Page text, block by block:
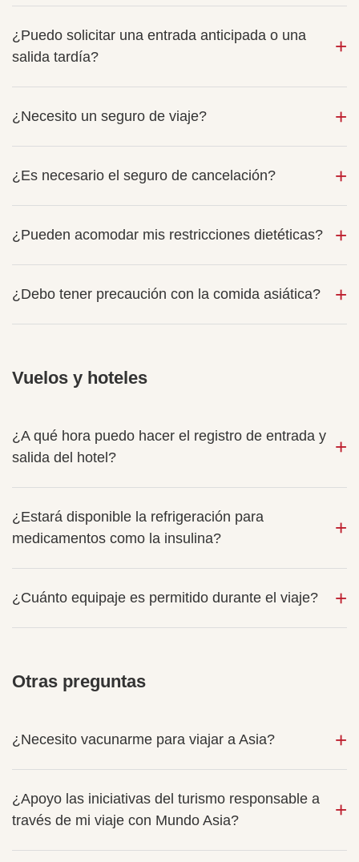
¿Puedo solicitar una entrada anticipada o una
salida tardía?
¿Necesito un seguro de viaje?
¿Es necesario el seguro de cancelación?
¿Pueden acomodar mis restricciones dietéticas?
¿Debo tener precaución con la comida asiática?
Vuelos y hoteles
¿A qué hora puedo hacer el registro de entrada y
salida del hotel?
¿Estará disponible la refrigeración para
medicamentos como la insulina?
¿Cuánto equipaje es permitido durante el viaje?
Otras preguntas
¿Necesito vacunarme para viajar a Asia?
¿Apoyo las iniciativas del turismo responsable a
través de mi viaje con Mundo Asia?